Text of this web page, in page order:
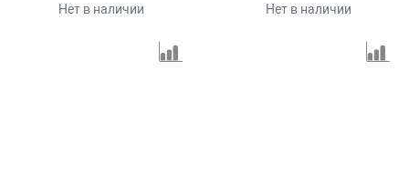
Нет в наличии Нет в наличии